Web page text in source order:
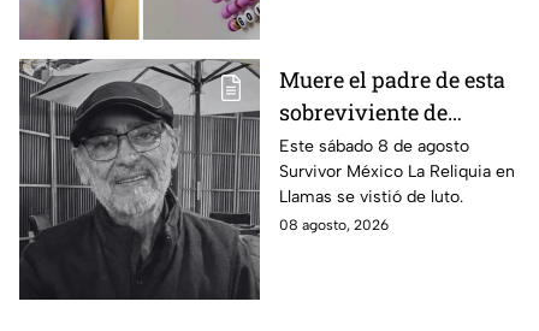
Muere el padre de esta
sobreviviente de
Survivor México La
Reliquia en Llamas
Este sábado 8 de agosto
Survivor México La Reliquia en
Llamas se vistió de luto.
08 agosto, 2026